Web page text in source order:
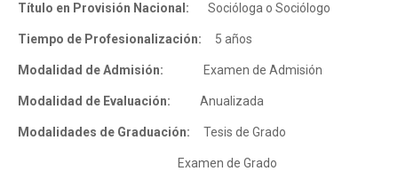
Título en Provisión Nacional: Socióloga o Sociólogo
Tiempo de Profesionalización: 5 años
Modalidad de Admisión: Examen de Admisión
Modalidad de Evaluación: Anualizada
Modalidades de Graduación: Tesis de Grado
Examen de Grado